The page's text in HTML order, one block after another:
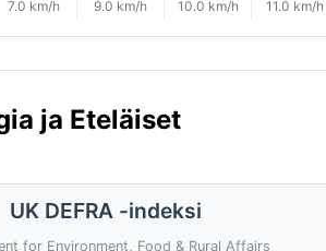
7.0 km/h 9.0 km/h 10.0 km/h 11.0 km/h
ja Eteläiset
UK DEFRA -indeksi
for Environment, Food & Rural Affairs